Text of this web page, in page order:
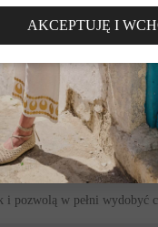
kwiatowym, który
litery A pięknie
ubrania łączą w sobie
do mody oraz
AKCEPTUJĘ I